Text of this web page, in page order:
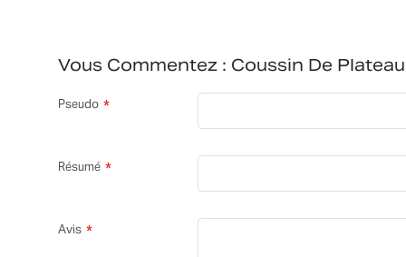
Vous Commentez : Coussin De
Pseudo
Résumé
Avis